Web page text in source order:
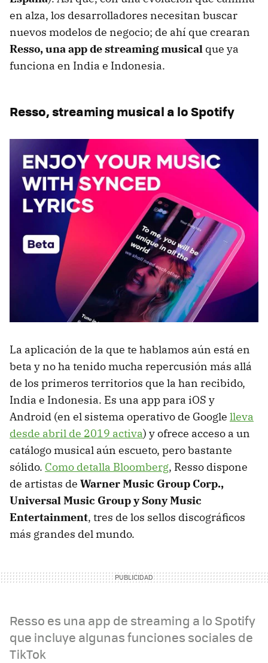
en alza, los desarrolladores necesitan buscar
nuevos modelos de negocio; de ahí que crearan
Resso, una app de streaming musical que ya
funciona en India e Indonesia.
Resso, streaming musical a lo Spotify
La aplicación de la que te hablamos aún está en
beta y no ha tenido mucha repercusión más allá
de los primeros territorios que la han recibido,
India e Indonesia. Es una app para iOS y
Android (en el sistema operativo de Google lleva
desde abril de 2019 activa) y ofrece acceso a un
catálogo musical aún escueto, pero bastante
sólido. Como detalla Bloomberg, Resso dispone
de artistas de Warner Music Group Corp.,
Universal Music Group y Sony Music
Entertainment, tres de los sellos discográficos
más grandes del mundo.
Resso es una app de streaming a lo Spotify
que incluye algunas funciones sociales de
TikTok